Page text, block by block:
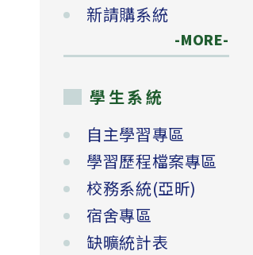
新請購系統
-MORE-
學生系統
自主學習專區
學習歷程檔案專區
校務系統(亞昕)
宿舍專區
缺曠統計表